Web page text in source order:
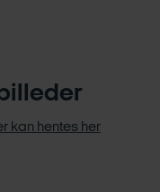
kan hentes her